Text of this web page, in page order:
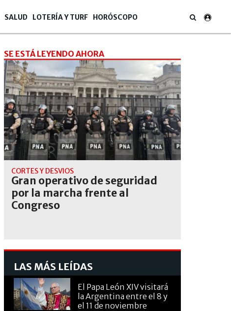
SALUD LOTERÍA Y TURF HORÓSCOPO
SE ESTÁ LEYENDO AHORA
CORTES Y DESVIOS
Gran operativo de seguridad
por la marcha frente al
Congreso
LAS MÁS LEÍDAS
El Papa León XIV visitará
la Argentina entre el 8 y
el 11 de noviembre